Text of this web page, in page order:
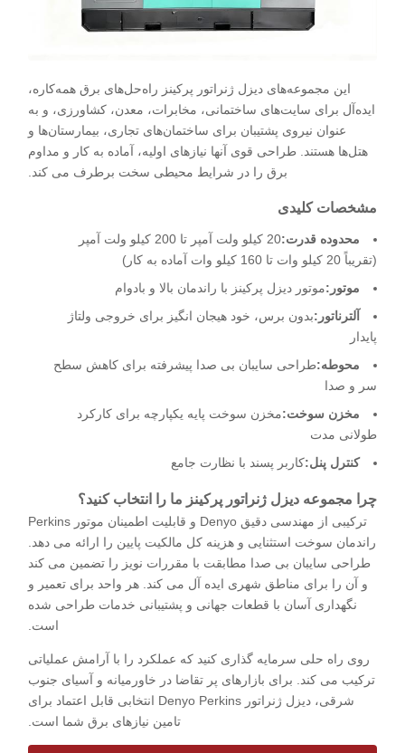
این مجموعه‌های دیزل ژنراتور پرکینز راه‌حل‌های برق همه‌کاره،
ایده‌آل برای سایت‌های ساختمانی، مخابرات، معدن، کشاورزی، و به
عنوان نیروی پشتیبان برای ساختمان‌های تجاری، بیمارستان‌ها و
هتل‌ها هستند. طراحی قوی آنها نیازهای اولیه، آماده به کار و مداوم
برق را در شرایط محیطی سخت برطرف می کند.
مشخصات کلیدی
محدوده قدرت:
20 کیلو ولت آمپر تا 200 کیلو ولت آمپر
(تقریباً 20 کیلو وات تا 160 کیلو وات آماده به کار)
موتور:موتور دیزل پرکینز با راندمان بالا و بادوام
آلترناتور:بدون برس، خود هیجان انگیز برای خروجی ولتاژ
پایدار
محوطه:طراحی سایبان بی صدا پیشرفته برای کاهش سطح
سر و صدا
مخزن سوخت:مخزن سوخت پایه یکپارچه برای کارکرد
طولانی مدت
کنترل پنل:کاربر پسند با نظارت جامع
چرا مجموعه دیزل ژنراتور پرکینز ما را انتخاب کنید؟
ترکیبی از مهندسی دقیق Denyo و قابلیت اطمینان موتور Perkins
راندمان سوخت استثنایی و هزینه کل مالکیت پایین را ارائه می دهد.
طراحی سایبان بی صدا مطابقت با مقررات نویز را تضمین می کند
و آن را برای مناطق شهری ایده آل می کند. هر واحد برای تعمیر و
نگهداری آسان با قطعات جهانی و پشتیبانی خدمات طراحی شده
است.
روی راه حلی سرمایه گذاری کنید که عملکرد را با آرامش عملیاتی
ترکیب می کند. برای بازارهای پر تقاضا در خاورمیانه و آسیای جنوب
شرقی، دیزل ژنراتور Denyo Perkins انتخابی قابل اعتماد برای
تامین نیازهای برق شما است.